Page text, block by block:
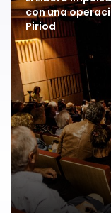
con una
Piriod